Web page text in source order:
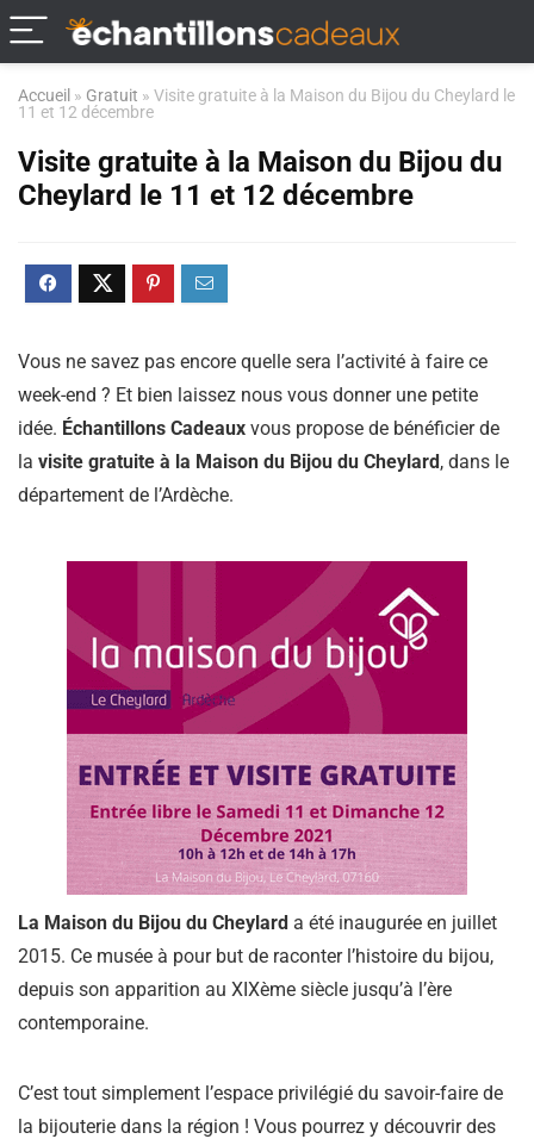
Accueil » Gratuit » Visite gratuite à la Maison du Bijou du Cheylard le
11 et 12 décembre
Visite gratuite à la Maison du Bijou du
Cheylard le 11 et 12 décembre
Vous ne savez pas encore quelle sera l’activité à faire ce
week-end ? Et bien laissez nous vous donner une petite
idée. Échantillons Cadeaux vous propose de bénéficier de
la visite gratuite à la Maison du Bijou du Cheylard, dans le
département de l’Ardèche.
La Maison du Bijou du Cheylard a été inaugurée en juillet
2015. Ce musée à pour but de raconter l’histoire du bijou,
depuis son apparition au XIXème siècle jusqu’à l’ère
contemporaine.
C’est tout simplement l’espace privilégié du savoir-faire de
la bijouterie dans la région ! Vous pourrez y découvrir des